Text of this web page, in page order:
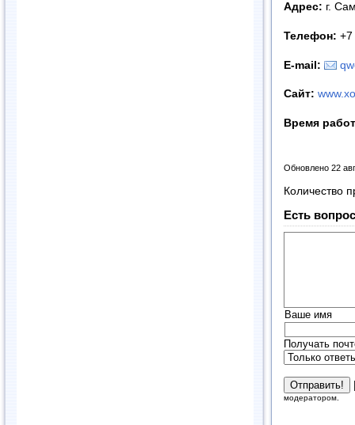
Адрес: г.
Телефон: +7
E-mail:
Сайт:
Время
Обновлено 22
Количество
Есть
Ваше имя
Получать
модератором.